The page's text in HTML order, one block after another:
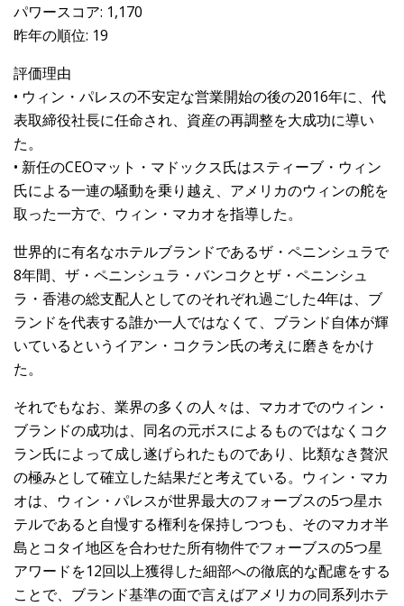
パワースコア: 1,170
昨年の順位: 19
評価理由
• ウィン・パレスの不安定な営業開始の後の2016年に、代
表取締役社長に任命され、資産の再調整を大成功に導い
た。
• 新任のCEOマット・マドックス氏はスティーブ・ウィン
氏による一連の騒動を乗り越え、アメリカのウィンの舵を
取った一方で、ウィン・マカオを指導した。
世界的に有名なホテルブランドであるザ・ペニンシュラで
8年間、ザ・ペニンシュラ・バンコクとザ・ペニンシュ
ラ・香港の総支配人としてのそれぞれ過ごした4年は、ブ
ランドを代表する誰か一人ではなくて、ブランド自体が輝
いているというイアン・コクラン氏の考えに磨きをかけ
た。
それでもなお、業界の多くの人々は、マカオでのウィン・
ブランドの成功は、同名の元ボスによるものではなくコク
ラン氏によって成し遂げられたものであり、比類なき贅沢
の極みとして確立した結果だと考えている。ウィン・マカ
オは、ウィン・パレスが世界最大のフォーブスの5つ星ホ
テルであると自慢する権利を保持しつつも、そのマカオ半
島とコタイ地区を合わせた所有物件でフォーブスの5つ星
アワードを12回以上獲得した細部への徹底的な配慮をする
ことで、ブランド基準の面で言えばアメリカの同系列ホテ